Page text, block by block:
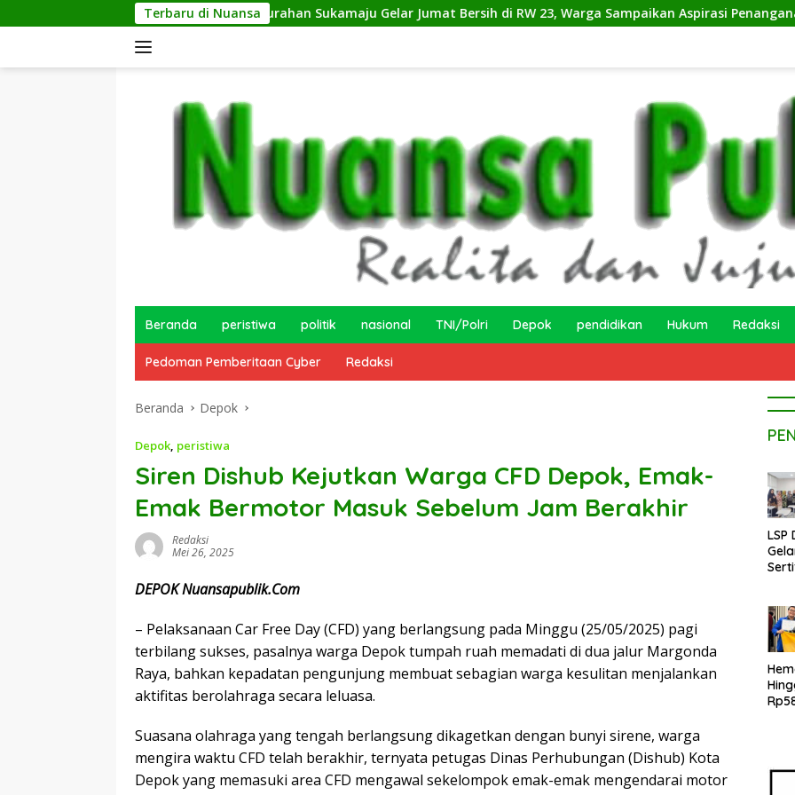
ke
Terbaru di Nuansa
Kelurahan Sukamaju Gelar Jumat Bersih di RW 23, Warga Sampaikan Aspirasi Penanganan Banjir
Beranda peristiwa politik nasional TNI/Polri Depok pendidikan Hukum Redaksi
Pedoman Pemberitaan Cyber Redaksi
Beranda Depok
Depok, peristiwa
Siren Dishub Kejutkan Warga CFD Depok, Emak-
Emak Bermotor Masuk Sebelum Jam Berakhir
Redaksi
Mei 26, 2025
DEPOK Nuansapublik.Com
– Pelaksanaan Car Free Day (CFD) yang berlangsung pada Minggu (25/05/2025) pagi
terbilang sukses, pasalnya warga Depok tumpah ruah memadati di dua jalur Margonda
Raya, bahkan kepadatan pengunjung membuat sebagian warga kesulitan menjalankan
aktifitas berolahraga secara leluasa.
Suasana olahraga yang tengah berlangsung dikagetkan dengan bunyi sirene, warga
mengira waktu CFD telah berakhir, ternyata petugas Dinas Perhubungan (Dishub) Kota
Depok yang memasuki area CFD mengawal sekelompok emak-emak mengendarai motor
LSP
MBI